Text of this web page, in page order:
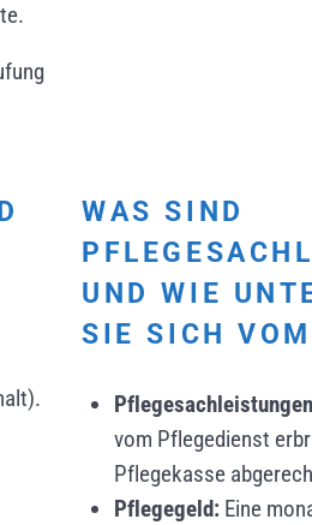
WAS SIND
UND WIE
SIE SICH
vom Pflegedienst
Pflegekasse
Pflegegeld:Eine